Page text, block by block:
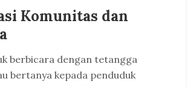
Komunitas dan
berbicara dengan tetangga
bertanya kepada penduduk